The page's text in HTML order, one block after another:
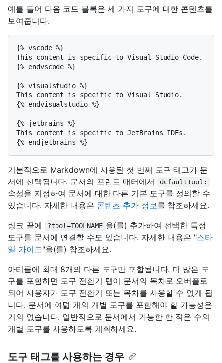
예를 들어 다음 코드 블록은 세 가지 도구에 대한 콘텐츠를
보여줍니다.
{% vscode %}
This content is specific to Visual Studio Code.
{% endvscode %}
{% visualstudio %}
This content is specific to Visual Studio.
{% endvisualstudio %}
{% jetbrains %}
This content is specific to JetBrains IDEs.
기본적으로 Markdown에 사용된 첫 번째 도구 태그가 문
서에 선택됩니다. 문서의 프런트 매터에서
defaultTool:
속성을 지정하여 문서에 대한 다른 기본 도구를 정의할 수
있습니다. 자세한 내용은 콘텐츠 추가 정보 를 참조하세요.
링크 끝에
?tool=TOOLNAME 을(를) 추가하여 선택한 특정
도구를 문서에 연결할 수도 있습니다. 자세한 내용은 "스타
일 가이드"을(를) 참조하세요.
아티클에 최대 8개의 다른 도구만 포함됩니다. 더 많은 도
구를 포함하면 도구 전환기 탭이 문서의 목차로 오버플로
되어 사용자가 도구 전환기 또는 목차를 사용할 수 없게 됩
니다. 문서에 여덟 개의 개별 도구를 포함해야 할 가능성은
거의 없습니다. 일반적으로 문서에서 가능한 한 적은 수의
개별 도구를 사용하도록 계획하세요.
도구 태그를 사용하는 경우